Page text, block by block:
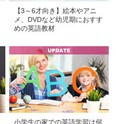
【3～6才向き】絵本やアニ
メ、DVDなど幼児期におすす
めの英語教材
小学生の家での英語学習は何